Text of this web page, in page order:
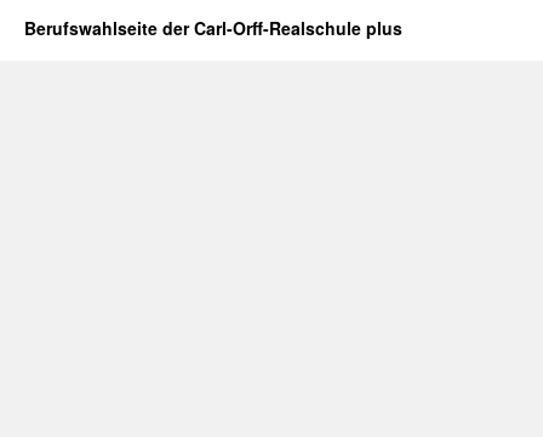
Berufswahlseite der Carl-Orff-Realschule plus